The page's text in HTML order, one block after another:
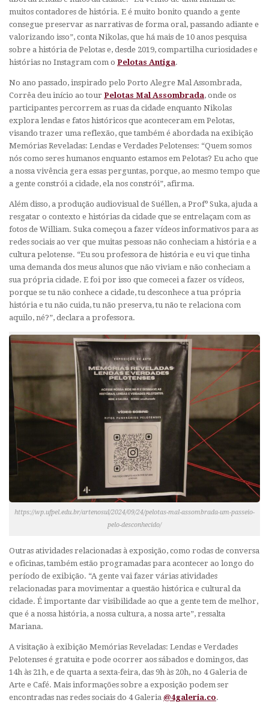
muitos contadores de história. E é muito bonito quando a gente
consegue preservar as narrativas de forma oral, passando adiante e
valorizando isso”, conta Nikolas, que há mais de 10 anos pesquisa
sobre a história de Pelotas e, desde 2019, compartilha curiosidades e
histórias no Instagram com o Pelotas Antiga.
No ano passado, inspirado pelo Porto Alegre Mal Assombrada,
Corrêa deu início ao tour Pelotas Mal Assombrada, onde os
participantes percorrem as ruas da cidade enquanto Nikolas
explora lendas e fatos históricos que aconteceram em Pelotas,
visando trazer uma reflexão, que também é abordada na exibição
Memórias Reveladas: Lendas e Verdades Pelotenses: “Quem somos
nós como seres humanos enquanto estamos em Pelotas? Eu acho que
a nossa vivência gera essas perguntas, porque, ao mesmo tempo que
a gente constrói a cidade, ela nos constrói”, afirma.
Além disso, a produção audiovisual de Suéllen, a Profº Suka, ajuda a
resgatar o contexto e histórias da cidade que se entrelaçam com as
fotos de William. Suka começou a fazer vídeos informativos para as
redes sociais ao ver que muitas pessoas não conheciam a história e a
cultura pelotense. “Eu sou professora de história e eu vi que tinha
uma demanda dos meus alunos que não viviam e não conheciam a
sua própria cidade. E foi por isso que comecei a fazer os vídeos,
porque se tu não conhece a cidade, tu desconhece a tua própria
história e tu não cuida, tu não preserva, tu não te relaciona com
aquilo, né?”, declara a professora.
https://wp.ufpel.edu.br/artenosul/2024/09/24/pelotas-mal-assombrada-um-passeio-
pelo-desconhecido/
Outras atividades relacionadas à exposição, como rodas de conversa
e oficinas, também estão programadas para acontecer ao longo do
período de exibição. “A gente vai fazer várias atividades
relacionadas para movimentar a questão histórica e cultural da
cidade. É importante dar visibilidade ao que a gente tem de melhor,
que é a nossa história, a nossa cultura, a nossa arte”, ressalta
Mariana.
A visitação à exibição Memórias Reveladas: Lendas e Verdades
Pelotenses é gratuita e pode ocorrer aos sábados e domingos, das
14h às 21h, e de quarta a sexta-feira, das 9h às 20h, no 4 Galeria de
Arte e Café. Mais informações sobre a exposição podem ser
encontradas nas redes sociais do 4 Galeria @4galeria.co.